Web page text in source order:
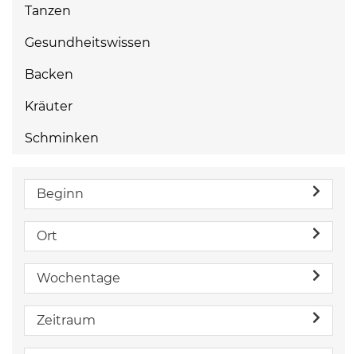
Tanzen
Gesundheitswissen
Backen
Kräuter
Schminken
Beginn
Ort
Wochentage
Zeitraum